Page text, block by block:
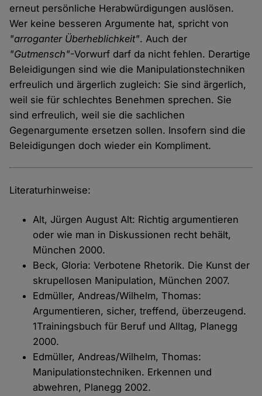
erneut persönliche Herabwürdigungen auslösen.
Wer keine besseren Argumente hat, spricht von
"arroganter Überheblichkeit". Auch der
"Gutmensch"-Vorwurf darf da nicht fehlen. Derartige
Beleidigungen sind wie die Manipulationstechniken
erfreulich und ärgerlich zugleich: Sie sind ärgerlich,
weil sie für schlechtes Benehmen sprechen. Sie
sind erfreulich, weil sie die sachlichen
Gegenargumente ersetzen sollen. Insofern sind die
Beleidigungen doch wieder ein Kompliment.
Literaturhinweise:
Alt, Jürgen August Alt: Richtig argumentieren
oder wie man in Diskussionen recht behält,
München 2000.
Beck, Gloria: Verbotene Rhetorik. Die Kunst der
skrupellosen Manipulation, München 2007.
Edmüller, Andreas/Wilhelm, Thomas:
Argumentieren, sicher, treffend, überzeugend.
1Trainingsbuch für Beruf und Alltag, Planegg
2000.
Edmüller, Andreas/Wilhelm, Thomas:
Manipulationstechniken. Erkennen und
abwehren, Planegg 2002.